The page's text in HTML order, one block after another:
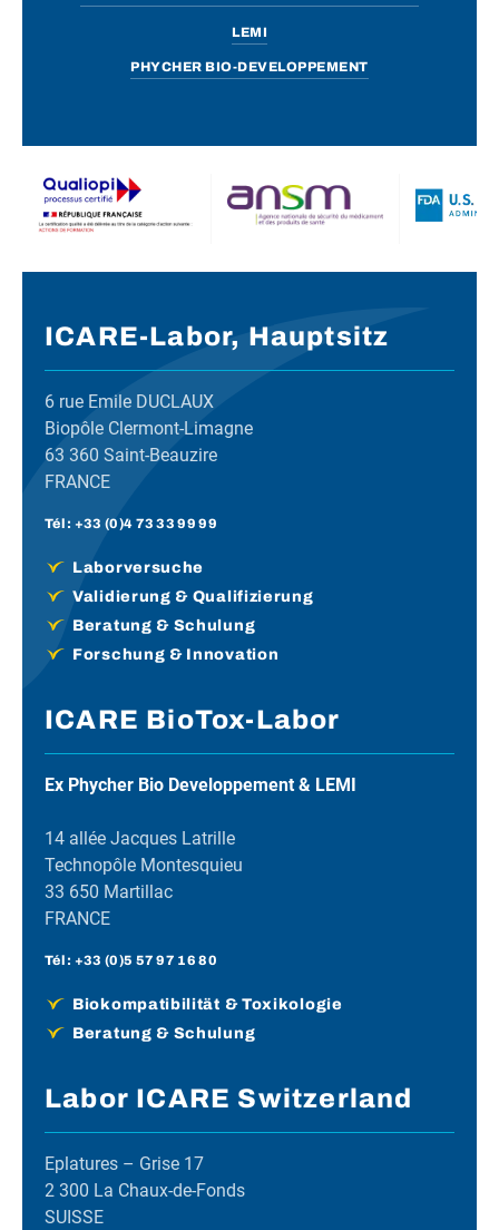
LEMI
PHYCHER BIO-DEVELOPPEMENT
ICARE-Labor, Hauptsitz
6 rue Emile DUCLAUX
Biopôle Clermont-Limagne
63 360 Saint-Beauzire
FRANCE
Tél : +33 (0)4 73 33 99 99
Laborversuche
Validierung & Qualifizierung
Beratung & Schulung
Forschung & Innovation
ICARE BioTox-Labor
Ex Phycher Bio Developpement & LEMI
14 allée Jacques Latrille
Technopôle Montesquieu
33 650 Martillac
FRANCE
Tél : +33 (0)5 57 97 16 80
Biokompatibilität & Toxikologie
Beratung & Schulung
Labor ICARE Switzerland
Eplatures – Grise 17
2 300 La Chaux-de-Fonds
SUISSE